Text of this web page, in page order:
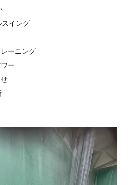
イング⁡
ーニング
ー